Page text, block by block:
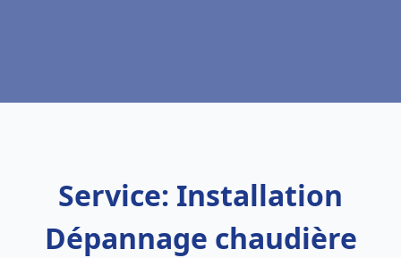
Service: Installation
Dépannage chaudière